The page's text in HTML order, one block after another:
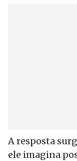
A resposta
ele imagina